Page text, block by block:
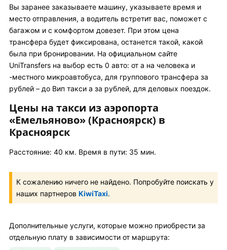
Вы заранее заказываете машину, указываете время и
место отправления, а водитель встретит вас, поможет с
багажом и с комфортом довезет. При этом цена
трансфера будет фиксирована, останется такой, какой
была при бронировании. На официальном сайте
UniTransfers на выбор есть 0 авто: от а на человека и
-местного микроавтобуса, для группового трансфера за
рублей – до Вип такси а за рублей, для деловых поездок.
Цены на такси из аэропорта
«Емельяново» (Красноярск) в
Красноярск
Расстояние: 40 км. Время в пути: 35 мин.
К сожалению ничего не найдено. Попробуйте поискать у
наших партнеров KiwiTaxi.
Дополнительные услуги, которые можно приобрести за
отдельную плату в зависимости от маршрута: